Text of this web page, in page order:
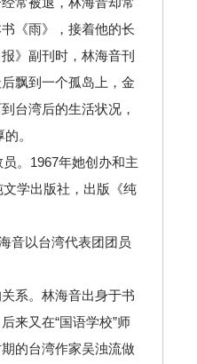
《雨》，接着他的长
》副刊时，林海音刊
飘到一个孤岛上，金
台湾后的生活状况，
。
。1967年她创办和主
学出版社，出版《纯
音以台湾代表团团员
系。林海音出身于书
来又在“国语学校”师
的台湾作家吴浊流做